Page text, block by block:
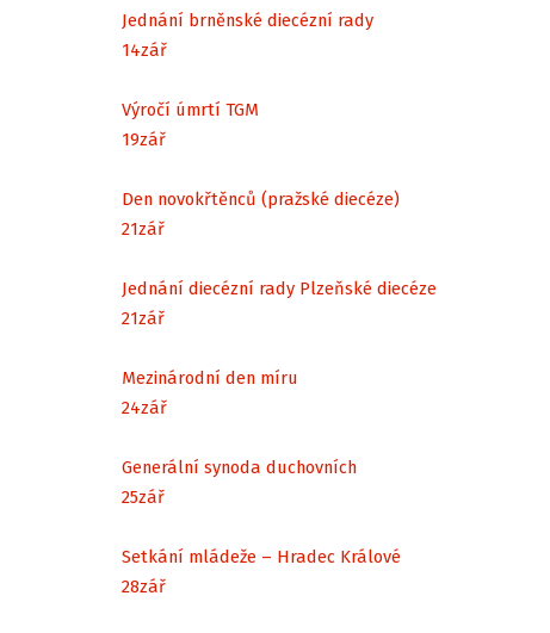
Jednání brněnské diecézní rady
14zář
Výročí úmrtí TGM
19zář
Den novokřtěnců (pražské diecéze)
21zář
Jednání diecézní rady Plzeňské diecéze
21zář
Mezinárodní den míru
24zář
Generální synoda duchovních
25zář
Setkání mládeže – Hradec Králové
28zář